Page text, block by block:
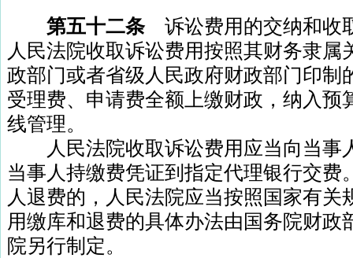
第五十二条诉讼费用的交纳和收
人民法院收取诉讼费用按照其财务隶属
政部门或者省级人民政府财政部门印制
受理费、申请费全额上缴财政，纳入预
线管理。
人民法院收取诉讼费用应当向当事
当事人持缴费凭证到指定代理银行交费
人退费的，人民法院应当按照国家有关
用缴库和退费的具体办法由国务院财政
院另行制定。